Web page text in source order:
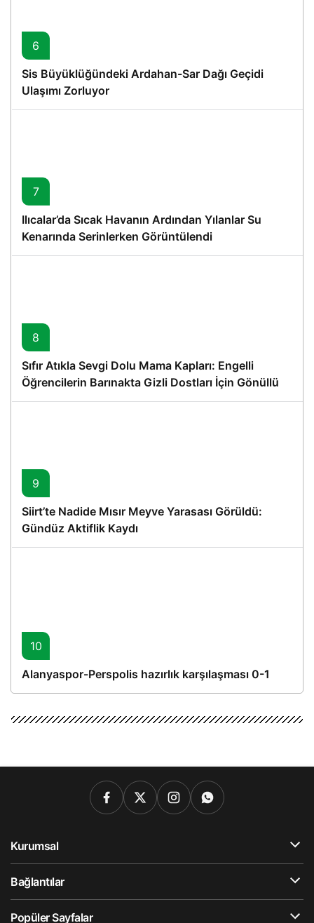
6
Sis Büyüklüğündeki Ardahan-Sar Dağı Geçidi
Ulaşımı Zorluyor
7
Ilıcalar’da Sıcak Havanın Ardından Yılanlar Su
Kenarında Serinlerken Görüntülendi
8
Sıfır Atıkla Sevgi Dolu Mama Kapları: Engelli
Öğrencilerin Barınakta Gizli Dostları İçin Gönüllü
Proje
9
Siirt’te Nadide Mısır Meyve Yarasası Görüldü:
Gündüz Aktiflik Kaydı
10
Alanyaspor-Perspolis hazırlık karşılaşması 0-1
Kurumsal
Bağlantılar
Popüler Sayfalar